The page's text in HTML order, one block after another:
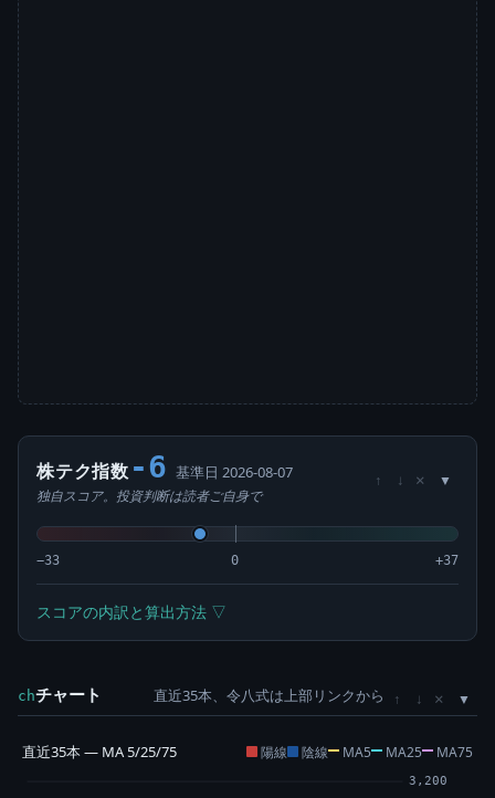
株テク指数 -6 基準日 2026-08-07
独自スコア。投資判断は読者ご自身で
↑ ↓ ×
−33 0 +37
スコアの内訳と算出方法 ▽
chチャート 直近35本、令八式は上部リンクから ↑ ↓ ×
直近35本 — MA 5/25/75 陽線 陰線 MA5 MA25 MA75
3,200